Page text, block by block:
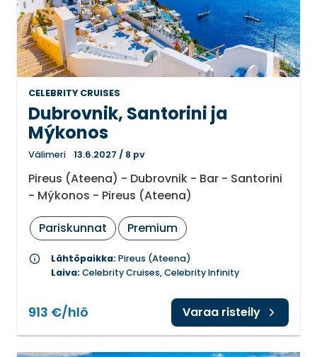
CELEBRITY CRUISES
Dubrovnik, Santorini ja
Mýkonos
Välimeri 13.6.2027 / 8 pv
Pireus (Ateena) - Dubrovnik - Bar - Santorini
- Mýkonos - Pireus (Ateena)
Pariskunnat Premium
info Lähtöpaikka:Pireus (Ateena)
Laiva:Celebrity Cruises, Celebrity Infinity
913 €/hlö Varaa risteily